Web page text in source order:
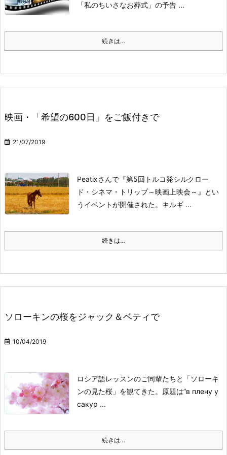
「私のちいさなお葬式」の予告 ...
続きは…
映画・「希望の600日」をご飯付きで
21/07/2019
Peatixさんで『第5回トルコ発シルクロー
ド・シネマ・トリップ～映画上映会～』とい
うイベントが開催された。 キルギ ...
続きは…
ソローキンの桜をジャック＆ベティで
10/04/2019
ロシア語レッスンのご同輩たちと「ソローキ
ンの見た桜」を観てきた。
原題は”в плену у
сакур ...
続きは…